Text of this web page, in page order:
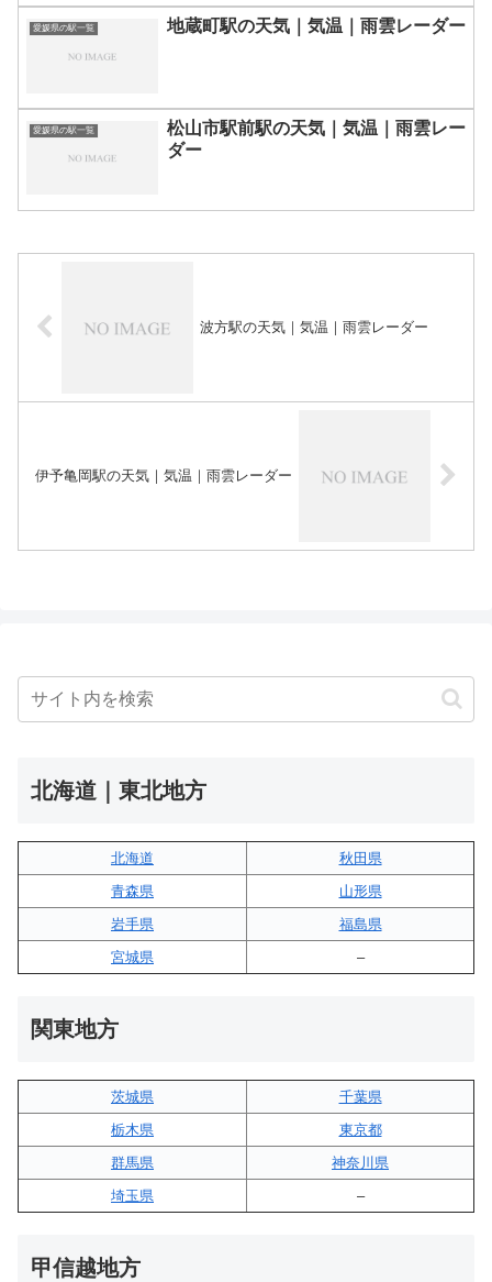
愛媛県の駅一覧 地蔵町駅の天気｜気温｜雨雲レーダー
愛媛県の駅一覧
松山市駅前駅の天気｜気温｜雨雲レー
ダー
波方駅の天気｜気温｜雨雲レーダー
伊予亀岡駅の天気｜気温｜雨雲レーダー
北海道｜東北地方
北海道
秋田県
青森県
山形県
岩手県
福島県
宮城県
–
関東地方
茨城県
千葉県
栃木県
東京都
群馬県
神奈川県
埼玉県
–
甲信越地方